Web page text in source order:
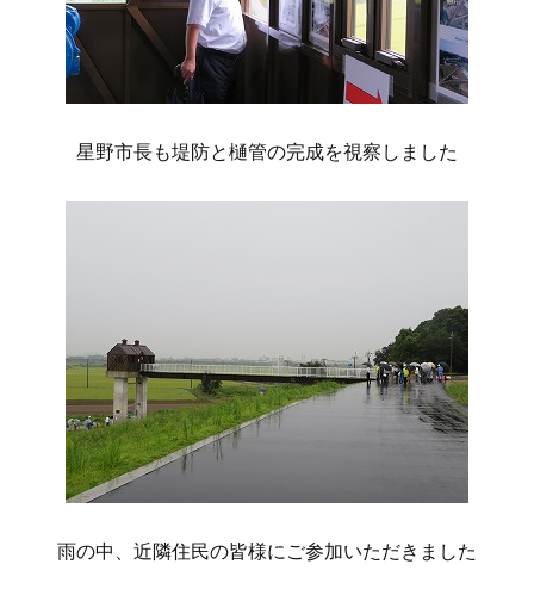
星野市長も堤防と樋管の完成を視察しました
雨の中、近隣住民の皆様にご参加いただきました